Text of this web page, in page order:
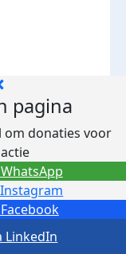
pagina
om donaties voor
LinkedIn